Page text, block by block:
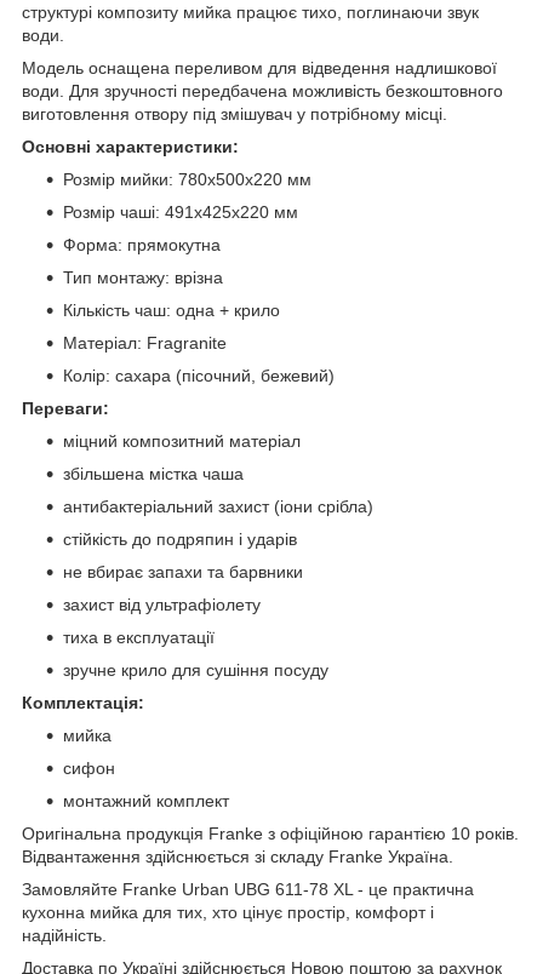
структурі композиту мийка працює тихо, поглинаючи звук
води.
Модель оснащена переливом для відведення надлишкової
води. Для зручності передбачена можливість безкоштовного
виготовлення отвору під змішувач у потрібному місці.
Основні характеристики:
Розмір мийки: 780х500х220 мм
Розмір чаші: 491х425х220 мм
Форма: прямокутна
Тип монтажу: врізна
Кількість чаш: одна + крило
Матеріал: Fragranite
Колір: сахара (пісочний, бежевий)
Переваги:
міцний композитний матеріал
збільшена містка чаша
антибактеріальний захист (іони срібла)
стійкість до подряпин і ударів
не вбирає запахи та барвники
захист від ультрафіолету
тиха в експлуатації
зручне крило для сушіння посуду
Комплектація:
мийка
сифон
монтажний комплект
Оригінальна продукція Franke з офіційною гарантією 10 років.
Відвантаження здійснюється зі складу Franke Україна.
Замовляйте Franke Urban UBG 611-78 XL - це практична
кухонна мийка для тих, хто цінує простір, комфорт і
надійність.
Доставка по Україні здійснюється Новою поштою за рахунок